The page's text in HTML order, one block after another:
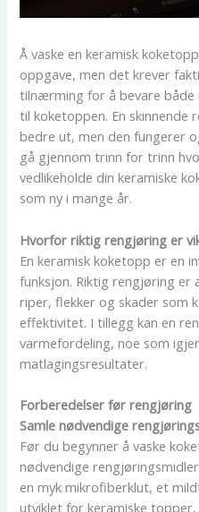
Å vaske en keramisk
oppgave, men det krever
tilnærming for å bevare
til koketoppen. En skinnende
bedre ut, men den fungerer
gå gjennom trinn for trinn
vedlikeholde din keramiske
som ny i mange år.
Hvorfor riktig rengjøring er
En keramisk koketopp er en
funksjon. Riktig rengjøring
riper, flekker og skader som
effektivitet. I tillegg kan en
varmefordeling, noe som
matlagingsresultater.
Forberedelser før rengjøring
Samle nødvendige
Før du begynner å vaske
nødvendige
en myk mikrofiberklut, et
utviklet for keramiske